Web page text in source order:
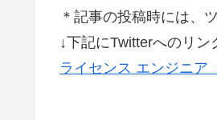
＊記事の投稿時には、
↓下記にTwitterへのリ
ライセンス エンジニア